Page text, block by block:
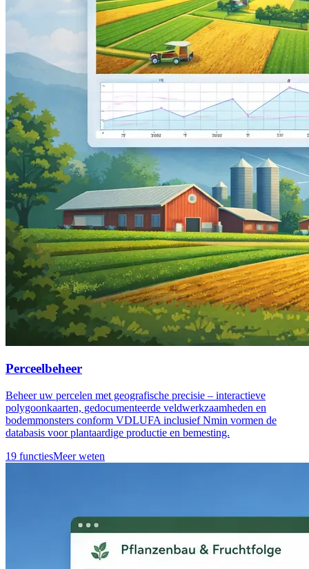
Perceelbeheer
Beheer uw percelen met geografische precisie – interactieve
polygoonkaarten, gedocumenteerde veldwerkzaamheden en
bodemmonsters conform VDLUFA inclusief Nmin vormen de
databasis voor plantaardige productie en bemesting.
19 functiesMeer weten